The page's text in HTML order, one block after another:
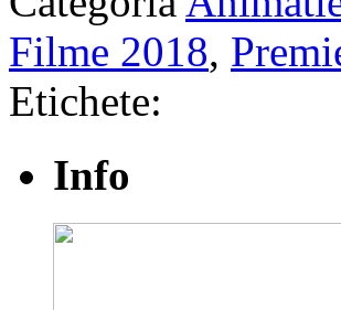
Filme 2018,
Etichete:
Info